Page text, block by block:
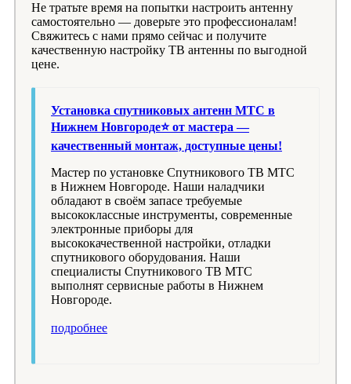
Не тратьте время на попытки настроить антенну
самостоятельно — доверьте это профессионалам!
Свяжитесь с нами прямо сейчас и получите
качественную настройку ТВ антенны по выгодной
цене.
Установка спутниковых антенн МТС в
Нижнем Новгороде⭐ от мастера —
качественный монтаж, доступные цены!
Мастер по установке Спутникового ТВ МТС
в Нижнем Новгороде. Наши наладчики
обладают в своём запасе требуемые
высококлассные инструменты, современные
электронные приборы для
высококачественной настройки, отладки
спутникового оборудования. Наши
специалисты Спутникового ТВ МТС
выполнят сервисные работы в Нижнем
Новгороде.
подробнее